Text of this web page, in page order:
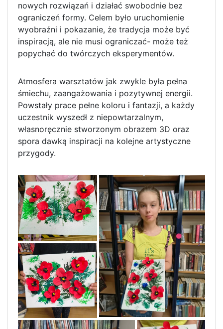
nowych rozwiązań i działać swobodnie bez
ograniczeń formy. Celem było uruchomienie
wyobraźni i pokazanie, że tradycja może być
inspiracją, ale nie musi ograniczać- może też
popychać do twórczych eksperymentów.
Atmosfera warsztatów jak zwykle była pełna
śmiechu, zaangażowania i pozytywnej energii.
Powstały prace pełne koloru i fantazji, a każdy
uczestnik wyszedł z niepowtarzalnym,
własnoręcznie stworzonym obrazem 3D oraz
spora dawką inspiracji na kolejne artystyczne
przygody.